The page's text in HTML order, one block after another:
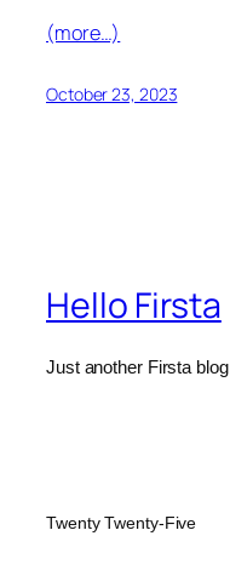
(more…)
October 23, 2023
Hello Firsta
Just another Firsta blog
Twenty Twenty-Five